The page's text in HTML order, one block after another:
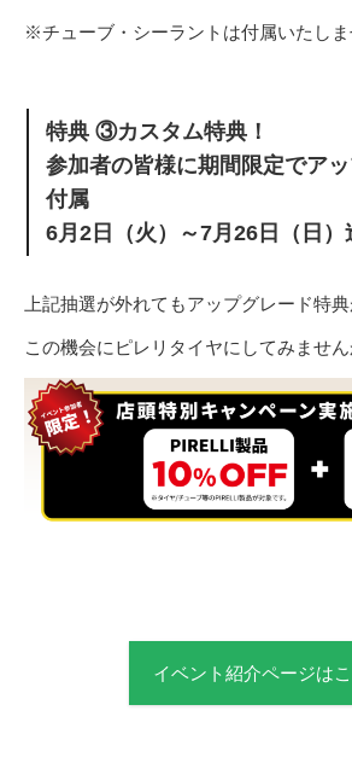
※チューブ・シーラントは付属いたしま
特典 ③カスタム特典！
参加者の皆様に期間限定でア
付属
6月2日（火）～7月26日（日）
上記抽選が外れてもアップグレード特典
この機会にピレリタイヤにしてみません
イベント紹介ページは